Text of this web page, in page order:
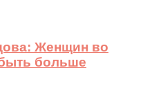
Женщин во
больше